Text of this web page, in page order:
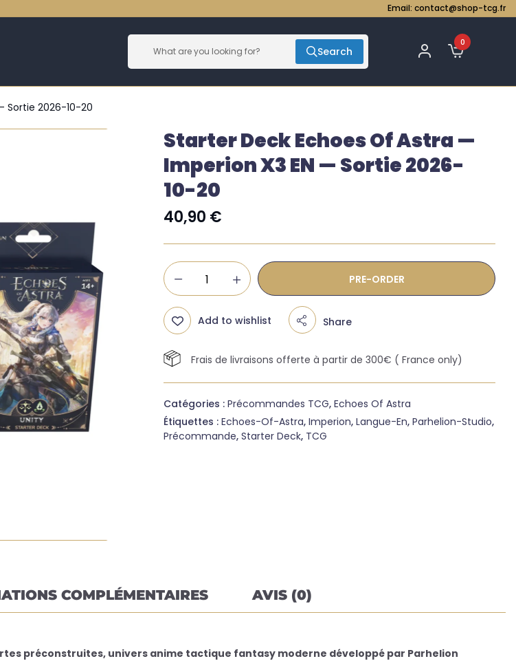
Email: contact@shop-tcg.fr
Search
0
Sortie 2026-10-20
Starter Deck Echoes Of Astra —
Imperion X3 EN — Sortie 2026-
10-20
40,90 €
PRE-ORDER
Add to wishlist Share
Frais de livraisons offerte à partir de 300€ ( France only)
Catégories :Précommandes TCG,Echoes Of Astra
Étiquettes :Echoes-Of-Astra,Imperion,Langue-En,Parhelion-Studio,
Précommande,Starter Deck, TCG
COMPLÉMENTAIRES AVIS (0)
préconstruites, univers anime tactique fantasy moderne développé par Parhelion